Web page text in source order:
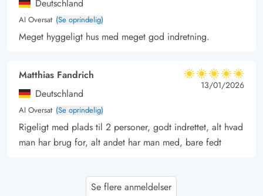
Deutschland
AI Oversat (Se oprindelig)
Meget hyggeligt hus med meget god indretning.
Matthias Fandrich
Deutschland
AI Oversat (Se oprindelig)
5 ud af 5
5 ud af 5
5 out of 5
13/01/2026
Rigeligt med plads til 2 personer, godt indrettet, alt hvad
man har brug for, alt andet har man med, bare fedt
Se flere anmeldelser